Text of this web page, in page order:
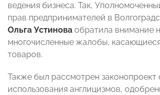
ведения бизнеса. Так,
прав предпринимателей в
Ольга Устинова обратила внимание
многочисленные жалобы,
товаров.
Также был рассмотрен законопроект
использования англицизмов,